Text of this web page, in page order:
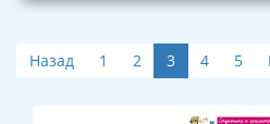
Назад 1 2 3 4 5